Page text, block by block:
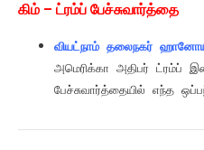
கிம் – ட்ரம்ப் பேச்சுவார்த்தை
வியட்நாம் தலைநகர்
அமெரிக்கா அதிபர் ட்ரம்ப்
பேச்சுவார்த்தையில் எந்த